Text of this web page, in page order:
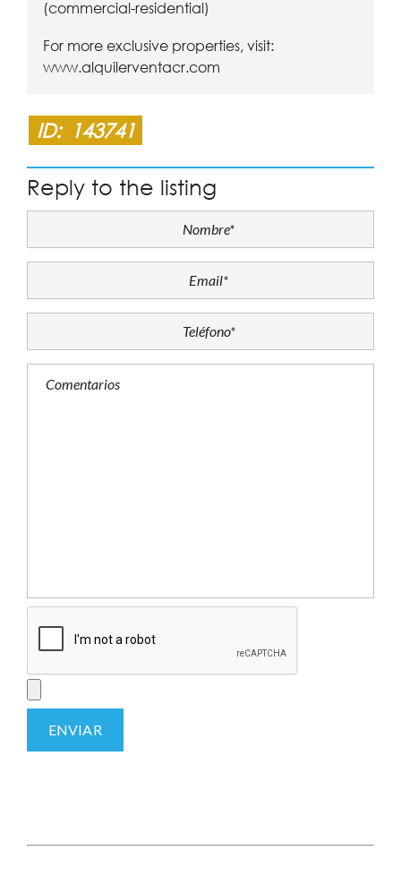
(commercial-residential)
For more exclusive properties, visit:
www.alquilerventacr.com
ID: 143741
Reply to the listing